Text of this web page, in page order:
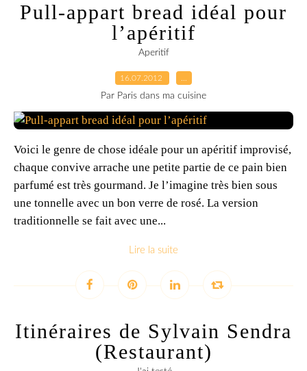
Pull-appart bread idéal pour
l’apéritif
Aperitif
16.07.2012
Par Paris dans ma cuisine
Voici le genre de chose idéale pour un apéritif improvisé,
chaque convive arrache une petite partie de ce pain bien
parfumé est très gourmand. Je l’imagine très bien sous
une tonnelle avec un bon verre de rosé. La version
traditionnelle se fait avec une...
Lire la suite
Itinéraires de Sylvain Sendra
(Restaurant)